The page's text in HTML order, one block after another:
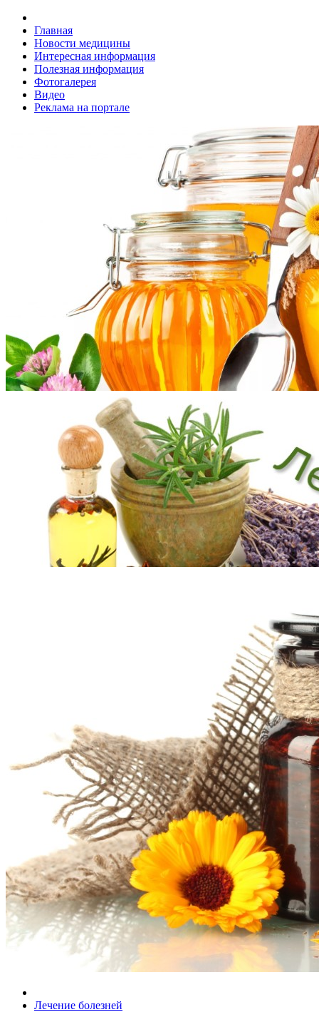
Главная
Новости медицины
Интересная информация
Полезная информация
Фотогалерея
Видео
Реклама на портале
Лечение болезней